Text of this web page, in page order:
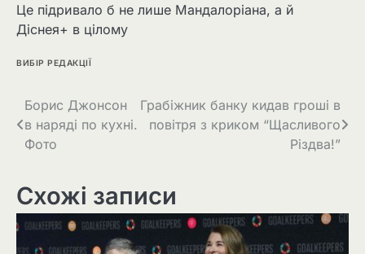
Це підривало б не лише Мандалоріана, а й
Діснея+ в цілому
ВИБІР РЕДАКЦІЇ
Навігація
записів
Борис Джонсон
в наряді по кухні.
Фото
Грабіжник банку кидав гроші в
повітря з криком “Щасливого
Різдва!”
Схожі записи